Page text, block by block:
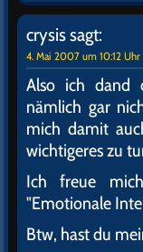
crysissagt:
4. Mai 2007 um 10:12 Uhr
Also ich dand
nämlich gar
mich damit
wichtigeres zu
Ich freue
"Emotionale
Btw, hast du